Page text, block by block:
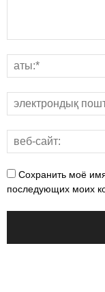
Сохранить моё
последующих моих